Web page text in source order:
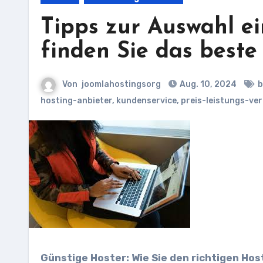
Tipps zur Auswahl
finden Sie das
Von joomlahostingsorg Aug. 10, 2024
hosting-anbieter, kundenservice, preis-leistungs-
Günstige Hoster: Wie Sie den richtigen